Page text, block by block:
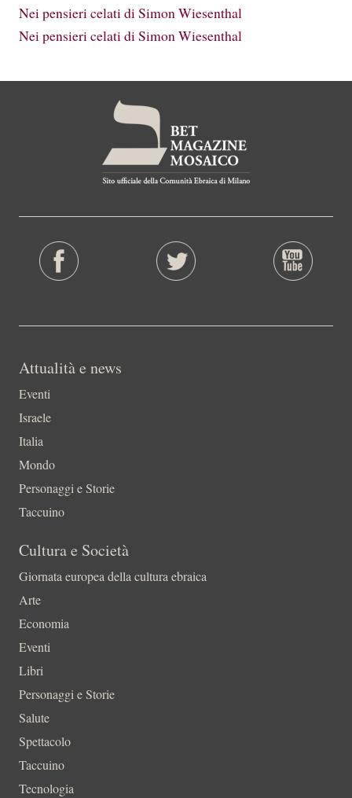
Nei pensieri celati di Simon Wiesenthal
Nei pensieri celati di Simon Wiesenthal
Attualità e news
Eventi
Israele
Italia
Mondo
Personaggi e Storie
Taccuino
Cultura e Società
Giornata europea della cultura ebraica
Arte
Economia
Eventi
Libri
Personaggi e Storie
Salute
Spettacolo
Taccuino
Tecnologia